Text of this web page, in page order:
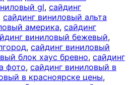
gl, сайдинг
сайдинг виниловый альта
америка, сайдинг
виниловый бежевый,
, сайдинг виниловый
блок хаус бревно, сайдинг
фото, сайдинг виниловый в
в красноярске цены,